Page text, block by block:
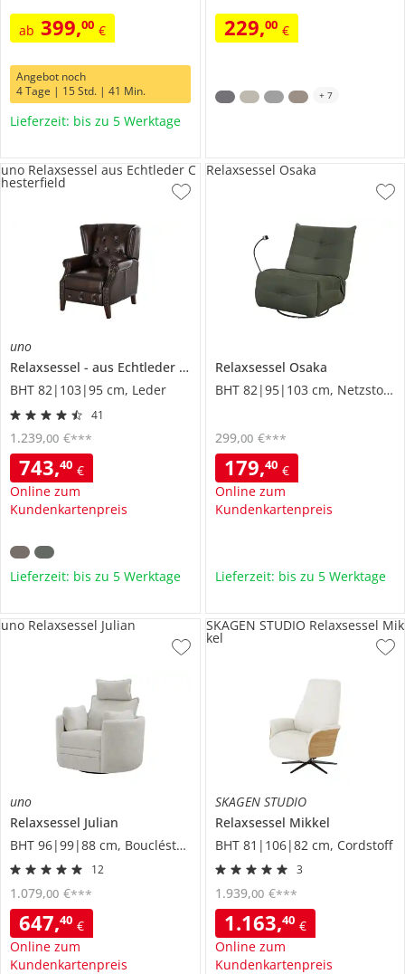
ab 399,00 €
Angebot noch
4 Tage | 15 Std. | 41 Min.
Lieferzeit: bis zu 5 Werktage
229,00 €
+ 7
uno
Relaxsessel
aus Echtleder
Chesterfield
BHT 82|103|95 cm, Leder
41
743,40 €
Online zum
Kundenkartenpreis
1.239,00 €***
uno Relaxsessel aus Echtleder C
hesterfield
Lieferzeit: bis zu 5 Werktage
Relaxsessel Osaka
BHT 82|95|103 cm, Netzstoff/Mesh
179,40 €
Online zum
Kundenkartenpreis
299,00 €***
Relaxsessel Osaka
Lieferzeit: bis zu 5 Werktage
uno
Relaxsessel Julian
BHT 96|99|88 cm, Boucléstoff
12
647,40 €
Online zum
Kundenkartenpreis
1.079,00 €***
uno Relaxsessel Julian
SKAGEN STUDIO
Relaxsessel Mikkel
BHT 81|106|82 cm, Cordstoff
3
1.163,40 €
Online zum
Kundenkartenpreis
1.939,00 €***
SKAGEN STUDIO Relaxsessel Mik
kel